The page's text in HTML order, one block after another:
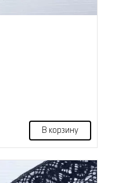
В корзину